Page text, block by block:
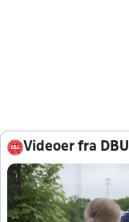
Videoer fra DBU